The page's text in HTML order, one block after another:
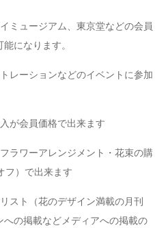
ミュージアム、東京堂などの会員
になります。
レーションなどのイベントに参加
が会員価格で出来ます
ラワーアレンジメント・花束の購
フ）で出来ます
スト（花のデザイン満載の月刊
の掲載などメディアへの掲載の